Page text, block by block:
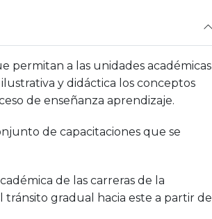
permitan a las unidades académicas
y didáctica los conceptos
de enseñanza aprendizaje.
de capacitaciones que se
de las carreras de la
gradual hacia este a partir del